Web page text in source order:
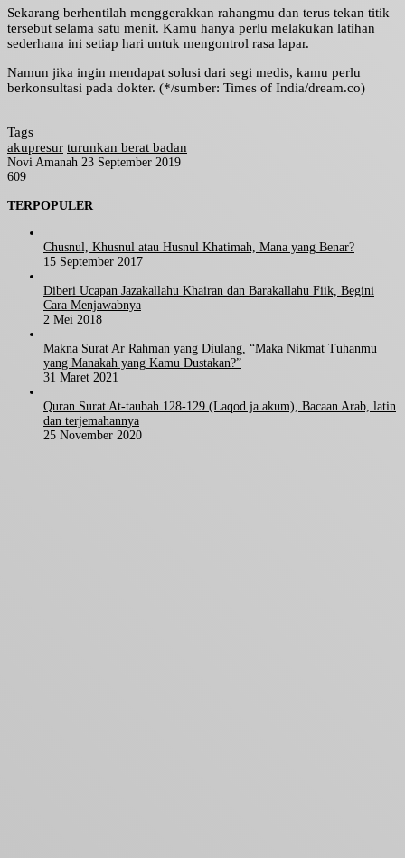
Sekarang berhentilah menggerakkan rahangmu dan terus tekan titik
tersebut selama satu menit. Kamu hanya perlu melakukan latihan
sederhana ini setiap hari untuk mengontrol rasa lapar.
Namun jika ingin mendapat solusi dari segi medis, kamu perlu
berkonsultasi pada dokter. (*/sumber: Times of India/dream.co)
Tags
akupresur turunkan berat badan
Novi Amanah Send
23 September 2019
609
TERPOPULER
Chusnul, Khusnul atau Husnul Khatimah, Mana yang Benar?
15 September 2017
Diberi Ucapan Jazakallahu Khairan dan Barakallahu Fiik, Begini
Cara Menjawabnya
2 Mei 2018
Makna Surat Ar Rahman yang Diulang, “Maka Nikmat Tuhanmu
yang Manakah yang Kamu Dustakan?”
31 Maret 2021
Quran Surat At-taubah 128-129 (Laqod ja akum), Bacaan Arab, latin
dan terjemahannya
25 November 2020